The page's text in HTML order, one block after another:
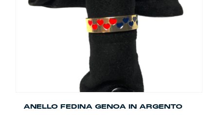
ANELLO FEDINA GENOA IN ARGENTO